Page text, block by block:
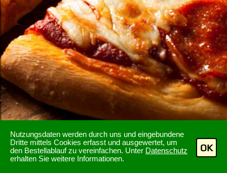
Nutzungsdaten werden durch uns und eingebundene
Dritte mittels Cookies erfasst und ausgewertet, um
den Bestellablauf zu vereinfachen. Unter Datenschutz
erhalten Sie weitere Informationen.
OK